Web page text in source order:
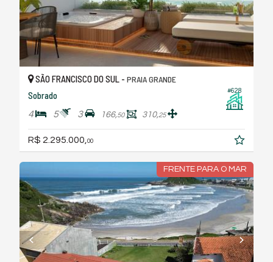
#628
SÃO FRANCISCO DO SUL - PRAIA GRANDE
Sobrado
4 5 3 166,50 310,25
R$ 2.295.000, 00
FRENTE PARA O MAR